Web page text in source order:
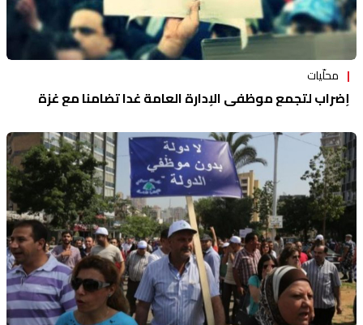
محلّيات
إضراب لتجمع موظفي الإدارة العامة غدا تضامنا مع غزة